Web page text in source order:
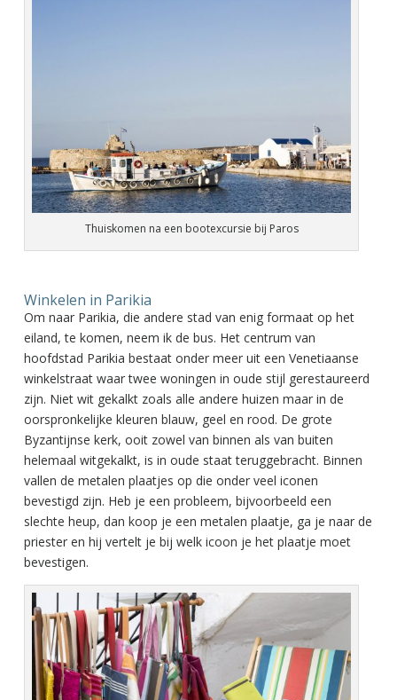
Thuiskomen na een bootexcursie bij Paros
Winkelen in Parikia
Om naar Parikia, die andere stad van enig formaat op het
eiland, te komen, neem ik de bus. Het centrum van
hoofdstad Parikia bestaat onder meer uit een Venetiaanse
winkelstraat waar twee woningen in oude stijl gerestaureerd
zijn. Niet wit gekalkt zoals alle andere huizen maar in de
oorspronkelijke kleuren blauw, geel en rood. De grote
Byzantijnse kerk, ooit zowel van binnen als van buiten
helemaal witgekalkt, is in oude staat teruggebracht. Binnen
vallen de metalen plaatjes op die onder veel iconen
bevestigd zijn. Heb je een probleem, bijvoorbeeld een
slechte heup, dan koop je een metalen plaatje, ga je naar de
priester en hij vertelt je bij welk icoon je het plaatje moet
bevestigen.